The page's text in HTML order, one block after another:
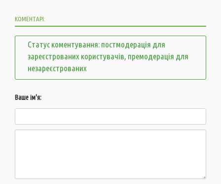
КОМЕНТАРІ:
Статус коментування: постмодерація для
зареєстрованих користувачів, премодерація для
незареєстрованих
Ваше ім'я: